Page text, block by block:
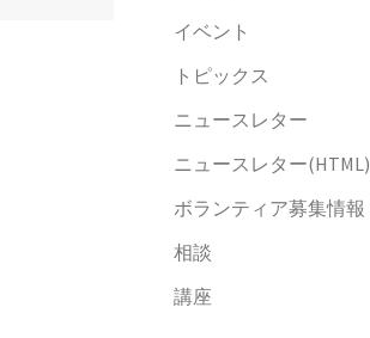
イベント
トピックス
ニュースレター
ニュースレター(HTML)
ボランティア募集情報
相談
講座